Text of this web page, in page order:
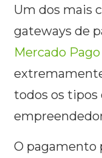
Um dos mais
gateways de
Mercado Pago
todos os tipos
O pagamento